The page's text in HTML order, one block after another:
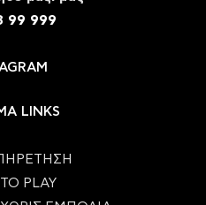
99 999
LINKS
PLAY